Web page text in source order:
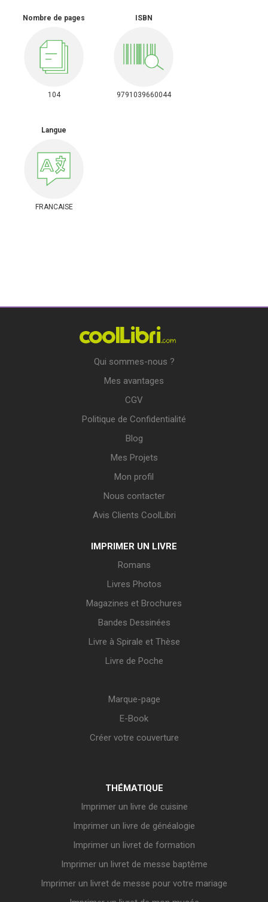
Nombre de pages
104
ISBN
9791039660044
Langue
FRANCAISE
Qui sommes-nous ?
Mes avantages
CGV
Politique de Confidentialité
Blog
Mes Projets
Mon profil
Nous contacter
Avis Clients CoolLibri
IMPRIMER UN LIVRE
Romans
Livres Photos
Magazines et Brochures
Bandes Dessinées
Livre à Spirale et Thèse
Livre de Poche
Marque-page
E-Book
Créer votre couverture
THÉMATIQUE
Imprimer un livre de cuisine
Imprimer un livre de généalogie
Imprimer un livret de formation
Imprimer un livret de messe baptême
Imprimer un livret de messe pour votre mariage